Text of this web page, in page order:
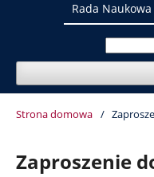
Rada Naukowa
Strona domowa /
Zaproszenie